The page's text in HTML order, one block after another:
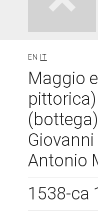
EN IT
Maggio
Antonio
1538-ca